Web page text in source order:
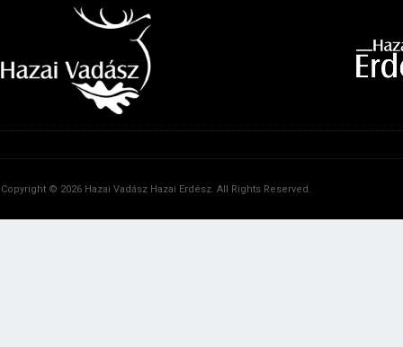
Copyright © 2026 Hazai Vadász Hazai Erdész. All Rights Reserved.